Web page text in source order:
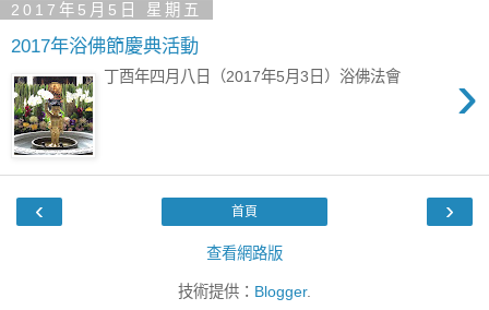
2017年5月5日 星期五
2017年浴佛節慶典活動
›
丁酉年四月八日（2017年5月3日）浴佛法會
‹ ›
首頁
查看網路版
技術提供： Blogger.